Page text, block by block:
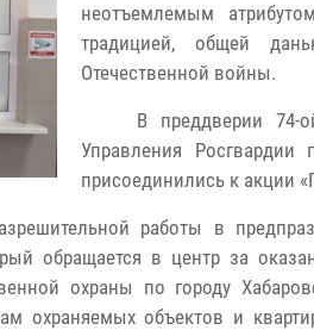
неотъемлемым
традицией, общей
Отечественной войны.
В преддверии 74-
Управления
присоединились к акции
работы в
обращается в центр за
охраны по городу
охраняемых объектов и